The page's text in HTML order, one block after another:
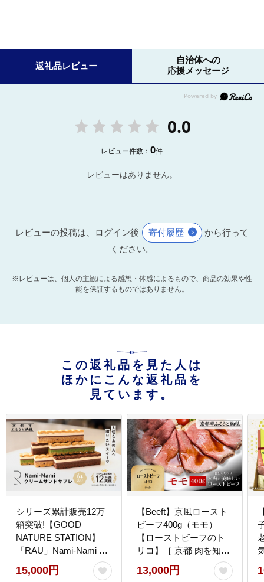
返礼品レビュー
自治体への
応援メッセージ
0.0
レビュー件数：0件
レビューはありません。
レビューの投稿は、ログイン後 寄付履歴
から行って
ください。
※レビューは、個人の主観による感想・体感によるもので、商品の効果や性
能を保証するものではありません。
この返礼品を見た人は
ほかにこんな返礼品を
見ています。
シリーズ累計販売12万
箱突破!【GOOD
NATURE STATION】
「RAU」Nami-Nami 6
本入り［ 京都 スイーツ
ブランド クリームサン
15,000円
【Beeft】京風ロースト
ビーフ400g（モモ）
【ローストビーフのト
リコ】［ 京都 肉を知り
尽くした精肉店 本気の
ローストビーフ ジュー
13,000円